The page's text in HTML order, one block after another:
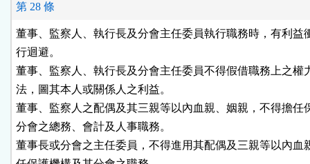
第 28 條
董事、監察人、執行長及分會主任委員執行職務時，有利益
行迴避。
董事、監察人、執行長及分會主任委員不得假借職務上之權
法，圖其本人或關係人之利益。
董事、監察人之配偶及其三親等以內血親、姻親，不得擔任
分會之總務、會計及人事職務。
董事長或分會之主任委員，不得進用其配偶及三親等以內血